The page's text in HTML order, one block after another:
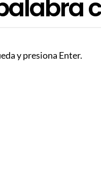
y presiona Enter.